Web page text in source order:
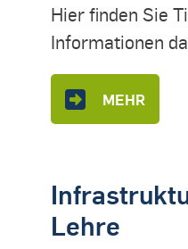
Hier finden Sie
Informationen
MEHR
Lehre